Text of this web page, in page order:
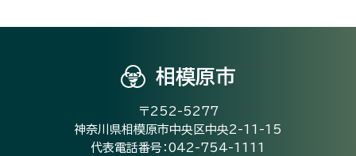
相模原市
〒252-5277
神奈川県相模原市中央区中央2-11-15
代表電話番号：042-754-1111